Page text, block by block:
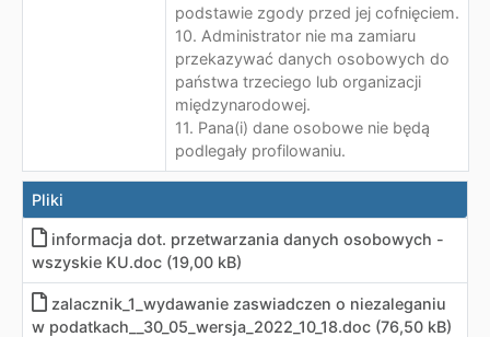
podstawie zgody przed jej cofnięciem.
10. Administrator nie ma zamiaru
przekazywać danych osobowych do
państwa trzeciego lub organizacji
międzynarodowej.
11. Pana(i) dane osobowe nie będą
podlegały profilowaniu.
Pliki
informacja dot. przetwarzania danych osobowych -
wszyskie KU.doc (19,00 kB)
zalacznik_1_wydawanie zaswiadczen o niezaleganiu
w podatkach__30_05_wersja_2022_10_18.doc (76,50 kB)